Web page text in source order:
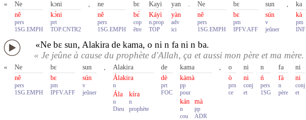
«
Ne
nê
pers
1SG.EMPH
kɔni
kɔ̀ni
prt
TOP.CNTR2
,
ne
nê
pers
1SG.EMPH
bɛ
bɛ́
cop
être
Kayi
Káyì
n.prop
TOP
yan
yàn
adv
ici
.
Ne
nê
pers
1SG.EMPH
bɛ
bɛ
pm
IPFV.AFF
sun
sún
v
jeûner
,
ka
kà
pm
INF
«Ne bɛ sun, Alakira de kama, o ni n fa ni n ba.
« Je jeûne à cause du prophète d'Allah, ça et aussi mon père et ma mère.
«
Ne
nê
pers
1SG.EMPH
bɛ
bɛ
pm
IPFV.AFF
sun
sún
v
jeûner
,
Alakira
Álakira
n
Ála
n
Dieu
kíra
n
prophète
de
dè
prt
FOC
kama
kámà
pp
pour
kán
n
cou
mà
pp
ADR
,
o
ò
prn
ce
ni
ni
conj
et
n
ń
pers
1SG
fa
fà
n
père
ni
ni
conj
et